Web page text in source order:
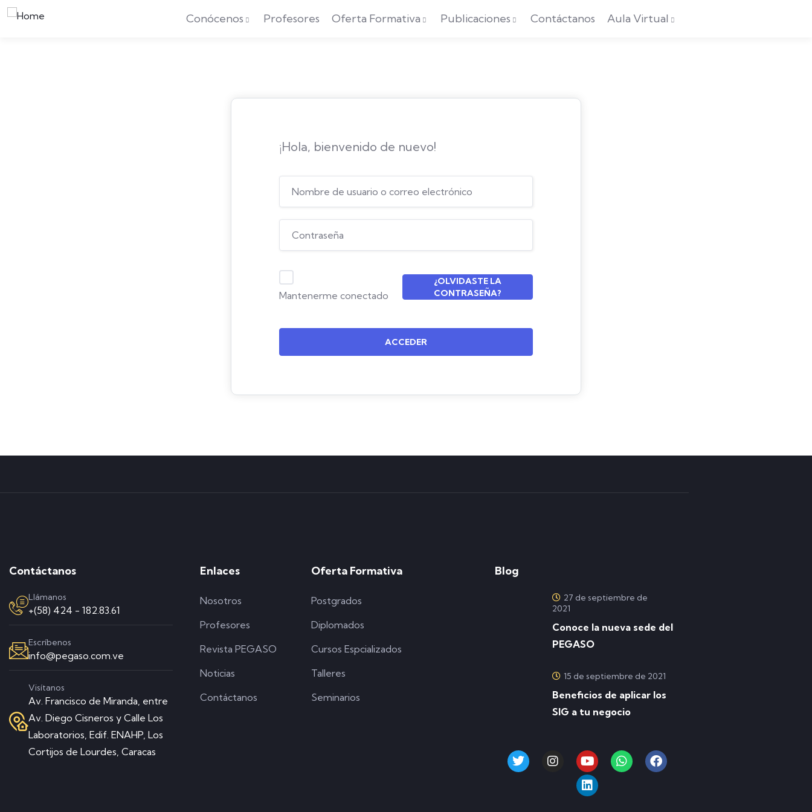
Conócenos Profesores Oferta Formativa Publicaciones Contáctanos Aula Virtual
¡Hola, bienvenido de nuevo!
Mantenerme conectado
¿OLVIDASTE LA
CONTRASEÑA?
ACCEDER
Contáctanos
Llámanos
+(58) 424 - 182.83.61
Escríbenos
info@pegaso.com.ve
Visítanos
Av. Francisco de Miranda, entre
Av. Diego Cisneros y Calle Los
Laboratorios, Edif. ENAHP, Los
Cortijos de Lourdes, Caracas
Enlaces
Nosotros
Profesores
Revista PEGASO
Noticias
Contáctanos
Oferta Formativa
Postgrados
Diplomados
Cursos Espcializados
Talleres
Seminarios
Blog
27 de septiembre de
2021
Conoce la nueva sede del
PEGASO
15 de septiembre de 2021
Beneficios de aplicar los
SIG a tu negocio